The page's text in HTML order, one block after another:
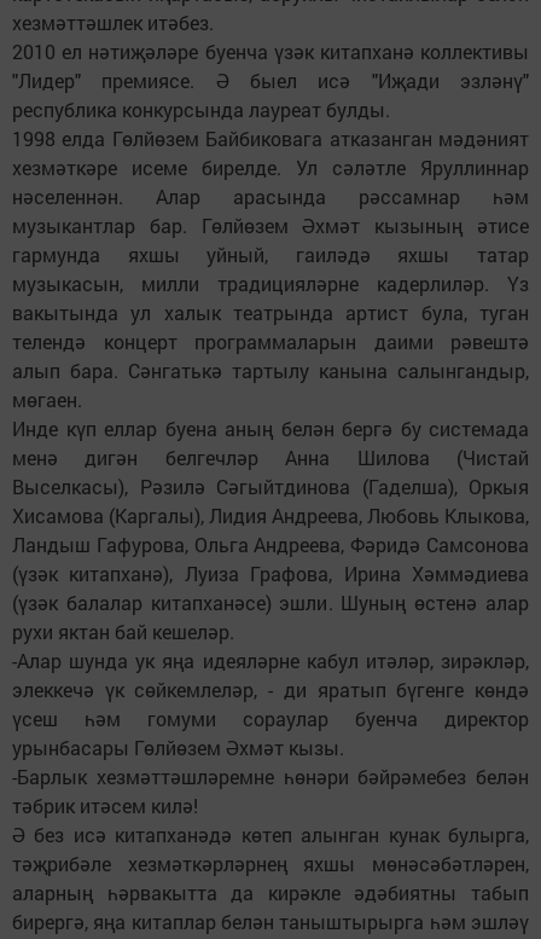
хезмәттәшлек итәбез.
2010 ел нәтиҗәләре буенча үзәк китапханә коллективы
"Лидер" премиясе. Ә быел исә "Иҗади эзләнү"
республика конкурсында лауреат булды.
1998 елда Гөлйөзем Байбиковага атказанган мәдәният
хезмәткәре исеме бирелде. Ул сәләтле Яруллиннар
нәселеннән. Алар арасында рәссамнар һәм
музыкантлар бар. Гөлйөзем Әхмәт кызының әтисе
гармунда яхшы уйный, гаиләдә яхшы татар
музыкасын, милли традицияләрне кадерлиләр. Үз
вакытында ул халык театрында артист була, туган
телендә концерт программаларын даими рәвештә
алып бара. Сәнгатькә тартылу канына салынгандыр,
мөгаен.
Инде күп еллар буена аның белән бергә бу системада
менә дигән белгечләр Анна Шилова (Чистай
Выселкасы), Рәзилә Сәгыйтдинова (Гаделша), Оркыя
Хисамова (Каргалы), Лидия Андреева, Любовь Клыкова,
Ландыш Гафурова, Ольга Андреева, Фәридә Самсонова
(үзәк китапханә), Луиза Графова, Ирина Хәммәдиева
(үзәк балалар китапханәсе) эшли. Шуның өстенә алар
рухи яктан бай кешеләр.
-Алар шунда ук яңа идеяләрне кабул итәләр, зирәкләр,
элеккечә үк сөйкемлеләр, - ди яратып бүгенге көндә
үсеш һәм гомуми сораулар буенча директор
урынбасары Гөлйөзем Әхмәт кызы.
-Барлык хезмәттәшләремне һөнәри бәйрәмебез белән
тәбрик итәсем килә!
Ә без исә китапханәдә көтеп алынган кунак булырга,
тәҗрибәле хезмәткәрләрнең яхшы мөнәсәбәтләрен,
аларның һәрвакытта да кирәкле әдәбиятны табып
бирергә, яңа китаплар белән таныштырырга һәм эшләү